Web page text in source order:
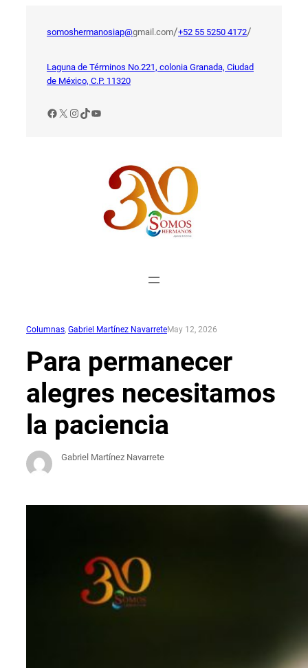
somoshermanosiap@gmail.com/+52 55 5250 4172/
Laguna de Términos No.221, colonia Granada, Ciudad
de México, C.P. 11320
Facebook
X Instagram
TikTok
YouTube
Columnas, Gabriel Martínez NavarreteMay 12, 2026
Para permanecer
alegres necesitamos
la paciencia
Gabriel Martínez Navarrete